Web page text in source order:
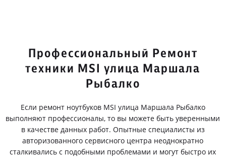
Профессиональный Ремонт
техники MSI улица Маршала
Рыбалко
Если ремонт ноутбуков MSI улица Маршала Рыбалко
выполняют профессионалы, то вы можете быть уверенными
в качестве данных работ. Опытные специалисты из
авторизованного сервисного центра неоднократно
сталкивались с подобными проблемами и могут быстро их